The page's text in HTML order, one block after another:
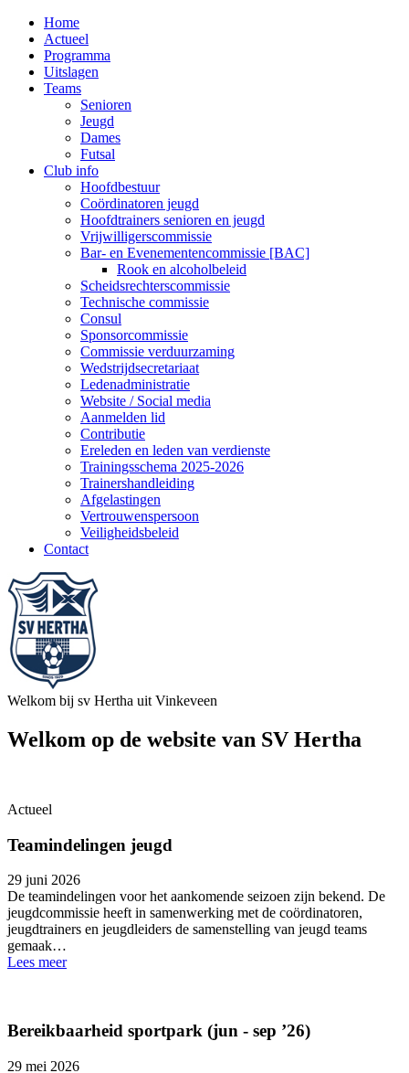
Home
Actueel
Programma
Uitslagen
Teams
Senioren
Jeugd
Dames
Futsal
Club info
Hoofdbestuur
Coördinatoren jeugd
Hoofdtrainers senioren en jeugd
Vrijwilligerscommissie
Bar- en Evenementencommissie [BAC]
Rook en alcoholbeleid
Scheidsrechterscommissie
Technische commissie
Consul
Sponsorcommissie
Commissie verduurzaming
Wedstrijdsecretariaat
Ledenadministratie
Website / Social media
Aanmelden lid
Contributie
Ereleden en leden van verdienste
Trainingsschema 2025-2026
Trainershandleiding
Afgelastingen
Vertrouwenspersoon
Veiligheidsbeleid
Contact
Welkom bij sv Hertha uit Vinkeveen
Welkom op de website van SV Hertha
Actueel
Teamindelingen jeugd
29 juni 2026
De teamindelingen voor het aankomende seizoen zijn bekend. De
jeugdcommissie heeft in samenwerking met de coördinatoren,
jeugdtrainers en jeugdleiders de samenstelling van jeugd teams
gemaak…
Lees meer
Bereikbaarheid sportpark (jun - sep ’26)
29 mei 2026